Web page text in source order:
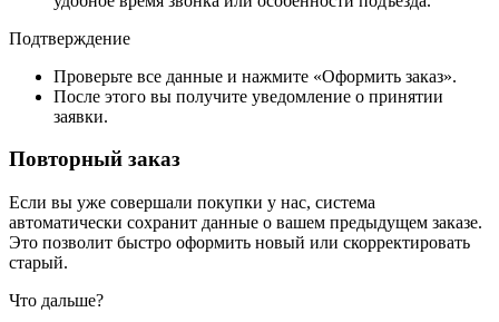
Подтверждение
Проверьте все данные и нажмите «Оформить заказ».
После этого вы получите уведомление о принятии
заявки.
Повторный заказ
Если вы уже совершали покупки у нас, система
автоматически сохранит данные о вашем предыдущем заказе.
Это позволит быстро оформить новый или скорректировать
старый.
Что дальше?